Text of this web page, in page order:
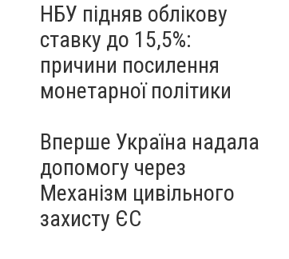
НБУ підняв облікову
ставку до 15,5%:
причини посилення
монетарної політики
Вперше Україна надала
допомогу через
Механізм цивільного
захисту ЄС